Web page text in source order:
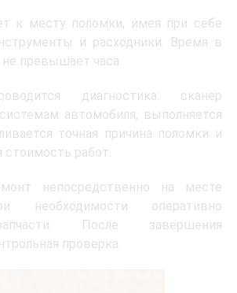
к месту поломки, имея при себе
и расходники. Время в
превышает часа.
диагностика: сканер
автомобиля, выполняется
точная причина поломки и
стоимость работ.
непосредственно на месте
необходимости оперативно
После завершения
проверка.